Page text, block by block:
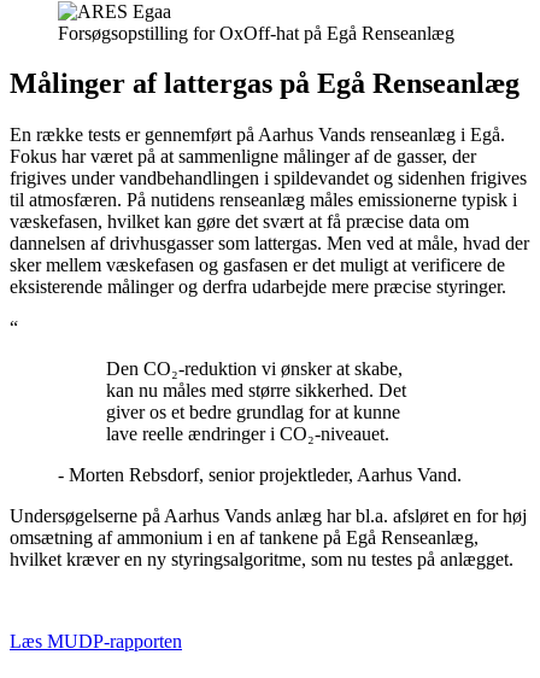
Forsøgsopstilling for OxOff-hat på Egå Renseanlæg
Målinger af lattergas på Egå Renseanlæg
En række tests er gennemført på Aarhus Vands renseanlæg i Egå.
Fokus har været på at sammenligne målinger af de gasser, der
frigives under vandbehandlingen i spildevandet og sidenhen frigives
til atmosfæren. På nutidens renseanlæg måles emissionerne typisk i
væskefasen, hvilket kan gøre det svært at få præcise data om
dannelsen af drivhusgasser som lattergas. Men ved at måle, hvad der
sker mellem væskefasen og gasfasen er det muligt at verificere de
eksisterende målinger og derfra udarbejde mere præcise styringer.
“
Den CO₂-reduktion vi ønsker at skabe,
kan nu måles med større sikkerhed. Det
giver os et bedre grundlag for at kunne
lave reelle ændringer i CO₂-niveauet.
- Morten Rebsdorf, senior projektleder, Aarhus Vand.
Undersøgelserne på Aarhus Vands anlæg har bl.a. afsløret en for høj
omsætning af ammonium i en af tankene på Egå Renseanlæg,
hvilket kræver en ny styringsalgoritme, som nu testes på anlægget.
Læs MUDP-rapporten